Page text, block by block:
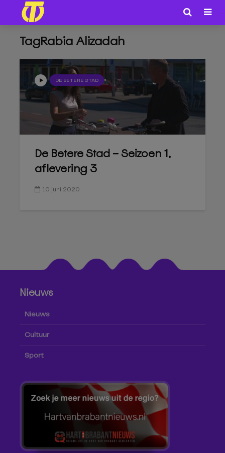
TagRabia Alizadah
DE BETERE STAD
De Betere Stad – Seizoen 1,
aflevering 3
10 juni 2020
Nieuws
Nieuws
Cultuur
Sport